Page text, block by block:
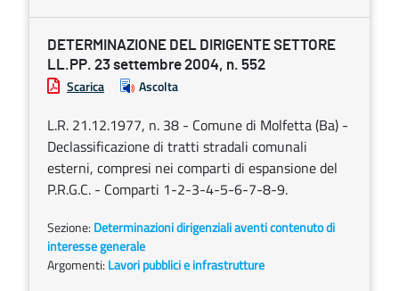
DETERMINAZIONE DEL DIRIGENTE SETTORE
LL.PP. 23 settembre 2004, n. 552
Scarica Ascolta
L.R. 21.12.1977, n. 38 - Comune di Molfetta (Ba) -
Declassificazione di tratti stradali comunali
esterni, compresi nei comparti di espansione del
P.R.G.C. - Comparti 1-2-3-4-5-6-7-8-9.
Sezione: Determinazioni dirigenziali aventi contenuto di
interesse generale
Argomenti: Lavori pubblici e infrastrutture